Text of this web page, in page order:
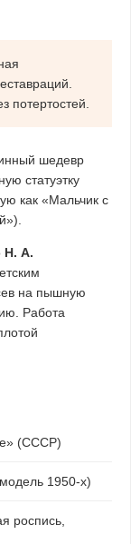
потертостей.
шедевр
статуэтку
как «Мальчик с
Н. А.
на пышную
Работа
(СССР)
1950-х)
роспись,